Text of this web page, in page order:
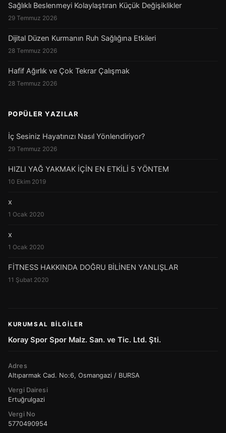
Sağlıklı Beslenmeyi Kolaylaştıran Küçük Değişiklikler
29 Temmuz 2026
Dijital Düzen Kurmanın Ruh Sağlığına Etkileri
28 Temmuz 2026
Hafif Ağırlık ve Çok Tekrar Çalışmak
28 Temmuz 2026
POPÜLER YAZILAR
İç Sesiniz Hayatınızı Nasıl Yönlendiriyor?
29 Temmuz 2026
HIZLI YAĞ YAKMAK İÇİN EN ETKİLİ 5 YÖNTEM
10 Ekim 2019
x
1 Ocak 2020
x
1 Ocak 2020
FİTNESS HAKKINDA DOĞRU BİLİNEN YANLIŞLAR
11 Şubat 2020
KURUMSAL BILGILER
Koray Spor Spor Malz. San. ve Tic. Ltd. Şti.
Adres
Altıparmak Cad. No:6, Osmangazi / BURSA
Vergi Dairesi
Ertuğrulgazi
Vergi No
5770490954